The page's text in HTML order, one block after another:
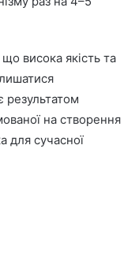
висока якість та
результатом
на створення
для сучасної